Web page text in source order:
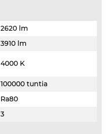
2620 lm
3910 lm
4000 K
100000 tuntia
Ra80
3